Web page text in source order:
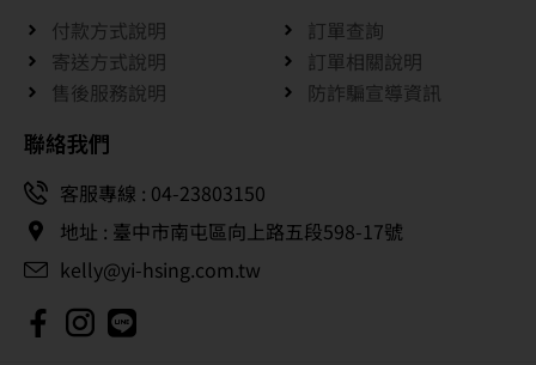
付款方式說明
寄送方式說明
售後服務說明
訂單查詢
訂單相關說明
防詐騙宣導資訊
聯絡我們
客服專線 : 04-23803150
地址 : 臺中市南屯區向上路五段598-17號
kelly@yi-hsing.com.tw